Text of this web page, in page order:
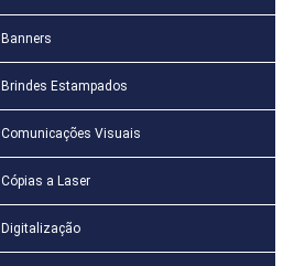
Banners
Brindes Estampados
Comunicações Visuais
Cópias a Laser
Digitalização